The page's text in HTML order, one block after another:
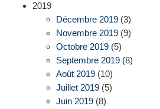
2019
Décembre 2019 (3)
Novembre 2019 (9)
Octobre 2019 (5)
Septembre 2019 (8)
Août 2019 (10)
Juillet 2019 (5)
Juin 2019 (8)